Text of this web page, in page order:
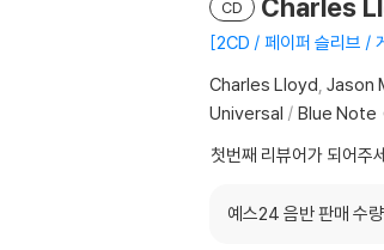
CD Charles
2CD / 페이퍼 슬리브 /
Charles Lloyd Jason
Universal / Blue Note
첫번째 리뷰어가 되어주
예스24 음반 판매 수